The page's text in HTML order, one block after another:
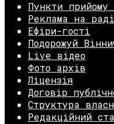
Пункти прийому
Реклама на
Ефіри-гості
Подорожуй
Live відео
Фото архів
Ліцензія
Договір
Структура
Редакційний